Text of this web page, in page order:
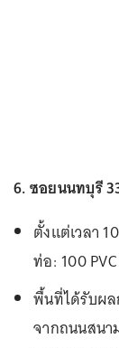
6. ซอยนนทบุรี
ตั้งแต่เวลา
ท่อ: 100 PVC
พื้นที่ได้รับผล
จากถนนสนา